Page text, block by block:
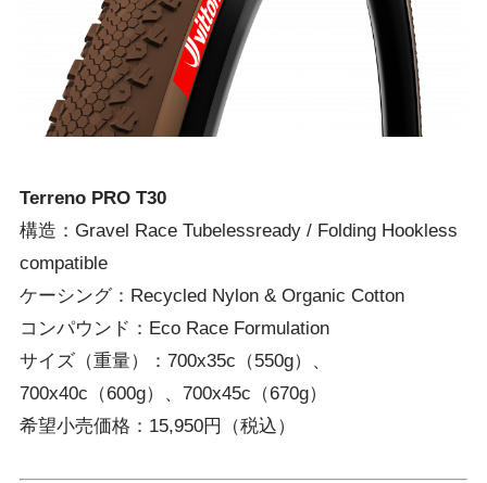
Terreno PRO T30
構造：Gravel Race Tubelessready / Folding Hookless
compatible
ケーシング：Recycled Nylon & Organic Cotton
コンパウンド：Eco Race Formulation
サイズ（重量）：700x35c（550g）、
700x40c（600g）、700x45c（670g）
希望小売価格：15,950円（税込）